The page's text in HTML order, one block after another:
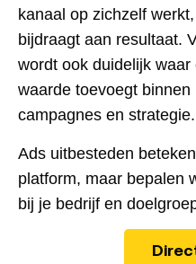
kanaal op zichzelf
bijdraagt aan resultaat.
wordt ook duidelijk waar
waarde toevoegt
campagnes en strategie.
Ads uitbesteden
platform, maar bepalen
bij je bedrijf en